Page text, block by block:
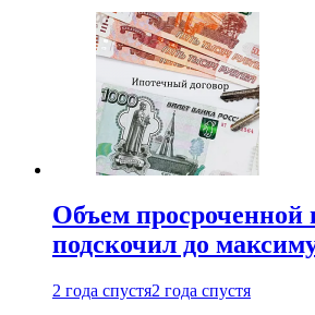
Объем просроченной
подскочил до
2 года спустя2 года спустя